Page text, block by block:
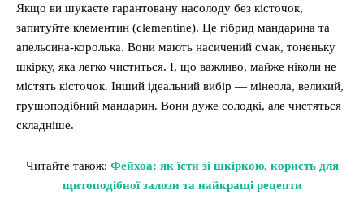
Якщо ви шукаєте гарантовану насолоду без кісточок,
запитуйте клементин (clementine). Це гібрид мандарина та
апельсина-королька. Вони мають насичений смак, тоненьку
шкірку, яка легко чиститься. І, що важливо, майже ніколи не
містять кісточок. Інший ідеальний вибір — мінеола, великий,
грушоподібний мандарин. Вони дуже солодкі, але чистяться
складніше.
Читайте також: Фейхоа: як їсти зі шкіркою, користь для
щитоподібної залози та найкращі рецепти